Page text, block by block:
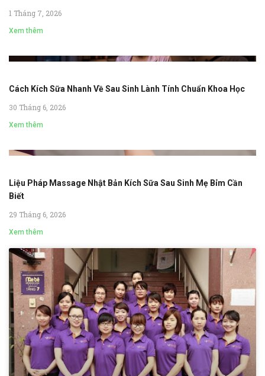
1 Tháng 7, 2026
Xem thêm
Cách Kích Sữa Nhanh Về Sau Sinh Lành Tính Chuẩn Khoa Học
30 Tháng 6, 2026
Xem thêm
Liệu Pháp Massage Nhật Bản Kích Sữa Sau Sinh Mẹ Bỉm Cần
Biết
29 Tháng 6, 2026
Xem thêm